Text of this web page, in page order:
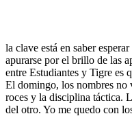
la clave está en saber
apurarse por el brillo de las
entre Estudiantes y Tigre es
El domingo, los nombres no
roces y la disciplina táctica.
del otro. Yo me quedo con